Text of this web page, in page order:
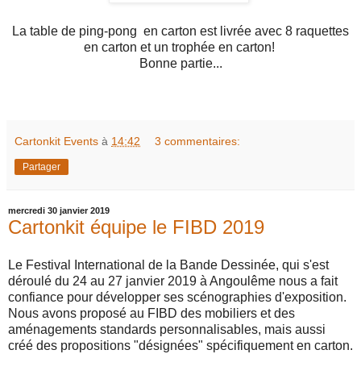
La table de ping-pong en carton est livrée avec 8 raquettes
en carton et un trophée en carton!
Bonne partie...
Cartonkit Events à 14:42 3 commentaires:
Partager
mercredi 30 janvier 2019
Cartonkit équipe le FIBD 2019
Le Festival International de la Bande Dessinée, qui s'est
déroulé du 24 au 27 janvier 2019 à Angoulême nous a fait
confiance pour développer ses scénographies d'exposition.
Nous avons proposé au FIBD des mobiliers et des
aménagements standards personnalisables, mais aussi
créé des propositions "désignées" spécifiquement en carton.